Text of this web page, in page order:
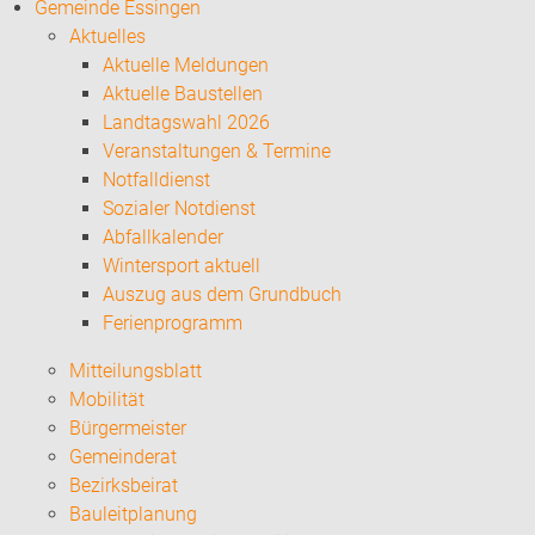
Gemeinde Essingen
Aktuelles
Aktuelle Meldungen
Aktuelle Baustellen
Landtagswahl 2026
Veranstaltungen & Termine
Notfalldienst
Sozialer Notdienst
Abfallkalender
Wintersport aktuell
Auszug aus dem Grundbuch
Ferienprogramm
Mitteilungsblatt
Mobilität
Bürgermeister
Gemeinderat
Bezirksbeirat
Bauleitplanung